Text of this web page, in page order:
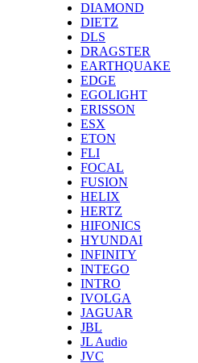
DIAMOND
DIETZ
DLS
DRAGSTER
EARTHQUAKE
EDGE
EGOLIGHT
ERISSON
ESX
ETON
FLI
FOCAL
FUSION
HELIX
HERTZ
HIFONICS
HYUNDAI
INFINITY
INTEGO
INTRO
IVOLGA
JAGUAR
JBL
JL Audio
JVC